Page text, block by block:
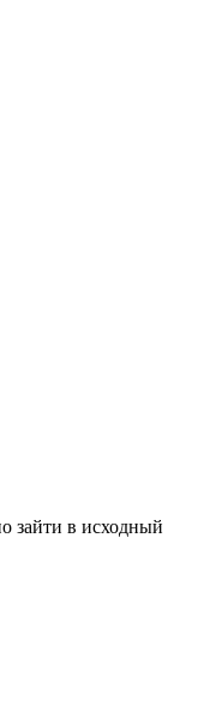
зайти в исходный